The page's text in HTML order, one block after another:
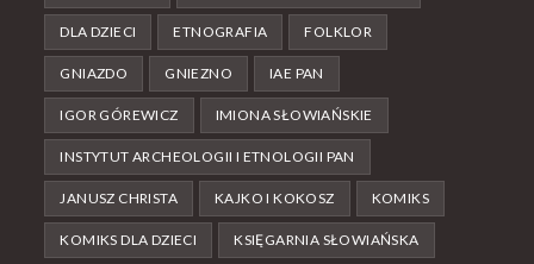
DLA DZIECI ETNOGRAFIA FOLKLOR
GNIAZDO GNIEZNO IAE PAN
IGOR GÓREWICZ IMIONA SŁOWIAŃSKIE
INSTYTUT ARCHEOLOGII I ETNOLOGII PAN
JANUSZ CHRISTA KAJKO I KOKOSZ KOMIKS
KOMIKS DLA DZIECI KSIĘGARNIA SŁOWIAŃSKA